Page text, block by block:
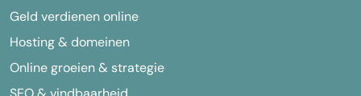
Geld verdienen online
Hosting & domeinen
Online groeien & strategie